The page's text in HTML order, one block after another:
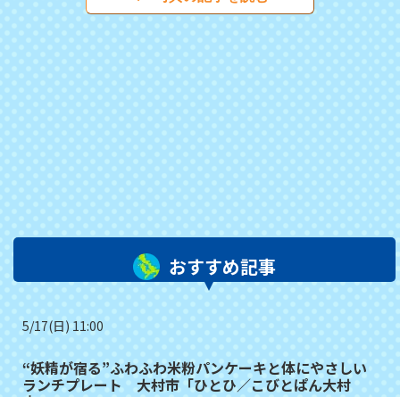
おすすめ記事
5/17(日) 11:00
“妖精が宿る”ふわふわ米粉パンケーキと体にやさしい
ランチプレート 大村市「ひとひ／こびとぱん大村